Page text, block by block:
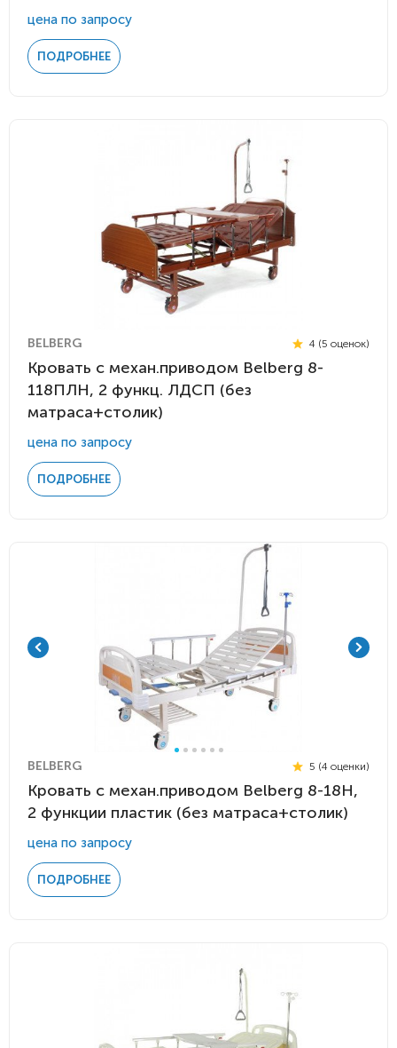
цена по запросу
ПОДРОБНЕЕ
BELBERG 4 (5 оценок)
Кровать c механ.приводом Belberg 8-
118ПЛН, 2 функц. ЛДСП (без
матраса+столик)
цена по запросу
ПОДРОБНЕЕ
BELBERG 5 (4 оценки)
Кровать c механ.приводом Belberg 8-18H,
2 функции пластик (без матраса+столик)
цена по запросу
ПОДРОБНЕЕ